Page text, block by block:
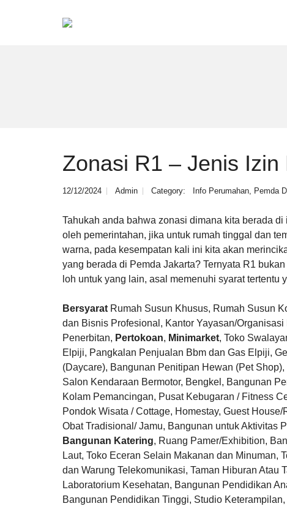
Zonasi R1 – Jenis
12/12/2024 Admin Category: Info Perumahan, Pemda
Tahukah anda bahwa zonasi dimana kita berada
oleh pemerintahan, jika untuk rumah tinggal dan
warna, pada kesempatan kali ini kita akan
yang berada di Pemda Jakarta? Ternyata R1
loh untuk yang lain, asal memenuhi syarat tertentu
Bersyarat Rumah Susun Khusus, Rumah Susun
dan Bisnis Profesional, Kantor Yayasan/
Penerbitan, Pertokoan, Minimarket, Toko
Elpiji, Pangkalan Penjualan Bbm dan Gas Elpiji,
(Daycare), Bangunan Penitipan Hewan (Pet
Salon Kendaraan Bermotor, Bengkel, Bangunan
Kolam Pemancingan, Pusat Kebugaran / Fitness
Pondok Wisata / Cottage, Homestay, Guest
Obat Tradisional/ Jamu, Bangunan untuk Aktivitas
Bangunan Katering, Ruang Pamer/Exhibition,
Laut, Toko Eceran Selain Makanan dan Minuman,
dan Warung Telekomunikasi, Taman Hiburan Atau
Laboratorium Kesehatan, Bangunan Pendidikan
Bangunan Pendidikan Tinggi, Studio